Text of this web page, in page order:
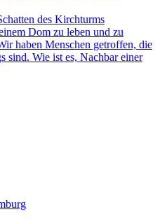
des Kirchturms
Dom zu leben und zu
haben Menschen getroffen, die
sind. Wie ist es, Nachbar einer